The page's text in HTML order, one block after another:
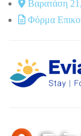
Βαρατάση
Φόρμα